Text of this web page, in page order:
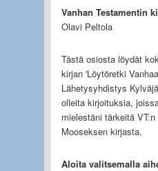
Vanhan Testamentin
Olavi Peltola
Tästä osiosta löydät
kirjan 'Löytöretki
Lähetysyhdistys
olleita kirjoituksia,
mielestäni tärkeitä
Mooseksen kirjasta.
Aloita valitsemalla